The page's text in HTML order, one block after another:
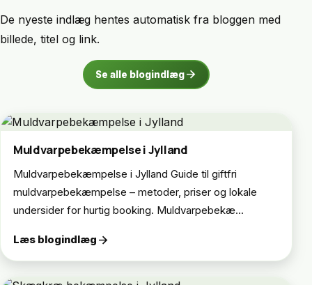
De nyeste indlæg hentes automatisk fra bloggen med
billede, titel og link.
Se alle blogindlægarrow_forward
Muldvarpebekæmpelse i Jylland
Muldvarpebekæmpelse i Jylland Guide til giftfri
muldvarpebekæmpelse – metoder, priser og lokale
undersider for hurtig booking. Muldvarpebekæ...
Læs blogindlæg arrow_forward